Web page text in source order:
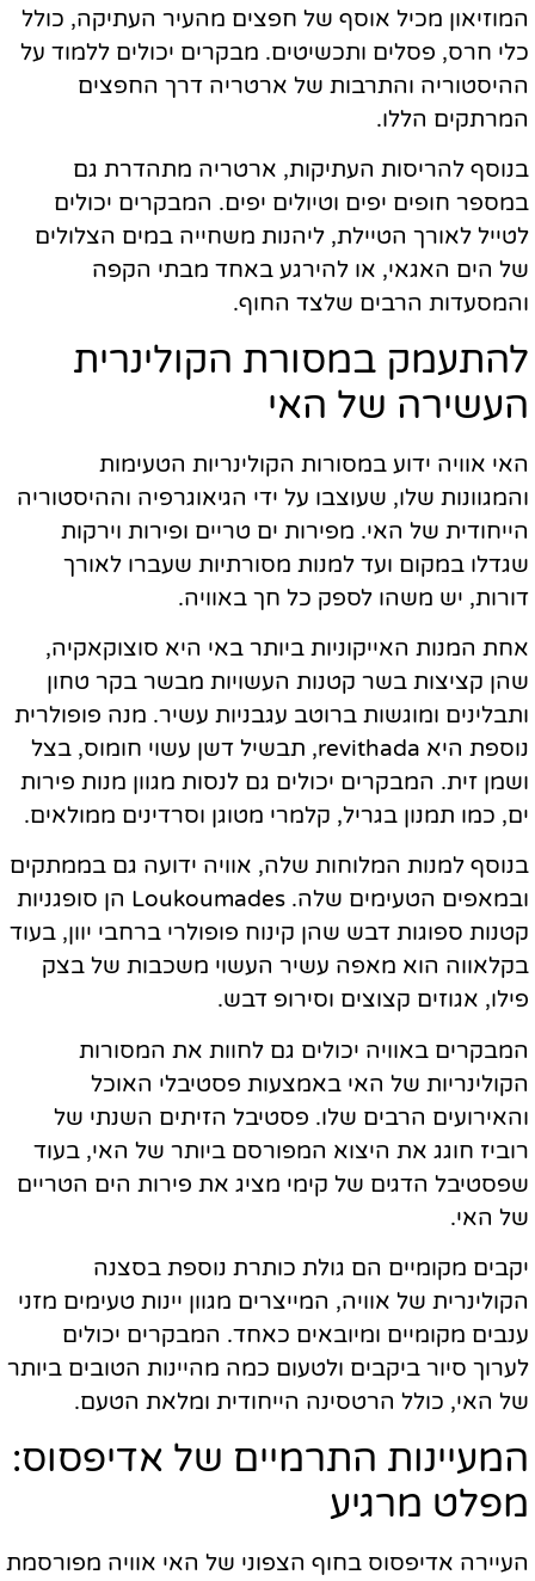
המוזיאון מכיל אוסף של חפצים מהעיר העתיקה, כולל
כלי חרס, פסלים ותכשיטים. מבקרים יכולים ללמוד על
ההיסטוריה והתרבות של ארטריה דרך החפצים
המרתקים הללו.
בנוסף להריסות העתיקות, ארטריה מתהדרת גם
במספר חופים יפים וטיולים יפים. המבקרים יכולים
לטייל לאורך הטיילת, ליהנות משחייה במים הצלולים
של הים האגאי, או להירגע באחד מבתי הקפה
והמסעדות הרבים שלצד החוף.
להתעמק במסורת הקולינרית
העשירה של האי
האי אוויה ידוע במסורות הקולינריות הטעימות
והמגוונות שלו, שעוצבו על ידי הגיאוגרפיה וההיסטוריה
הייחודית של האי. מפירות ים טריים ופירות וירקות
שגדלו במקום ועד למנות מסורתיות שעברו לאורך
דורות, יש משהו לספק כל חך באוויה.
אחת המנות האייקוניות ביותר באי היא סוצוקאקיה,
שהן קציצות בשר קטנות העשויות מבשר בקר טחון
ותבלינים ומוגשות ברוטב עגבניות עשיר. מנה פופולרית
נוספת היא revithada, תבשיל דשן עשוי חומוס, בצל
ושמן זית. המבקרים יכולים גם לנסות מגוון מנות פירות
ים, כמו תמנון בגריל, קלמרי מטוגן וסרדינים ממולאים.
בנוסף למנות המלוחות שלה, אוויה ידועה גם בממתקים
ובמאפים הטעימים שלה. Loukoumades הן סופגניות
קטנות ספוגות דבש שהן קינוח פופולרי ברחבי יוון, בעוד
בקלאווה הוא מאפה עשיר העשוי משכבות של בצק
פילו, אגוזים קצוצים וסירופ דבש.
המבקרים באוויה יכולים גם לחוות את המסורות
הקולינריות של האי באמצעות פסטיבלי האוכל
והאירועים הרבים שלו. פסטיבל הזיתים השנתי של
רוביז חוגג את היצוא המפורסם ביותר של האי, בעוד
שפסטיבל הדגים של קימי מציג את פירות הים הטריים
של האי.
יקבים מקומיים הם גולת כותרת נוספת בסצנה
הקולינרית של אוויה, המייצרים מגוון יינות טעימים מזני
ענבים מקומיים ומיובאים כאחד. המבקרים יכולים
לערוך סיור ביקבים ולטעום כמה מהיינות הטובים ביותר
של האי, כולל הרטסינה הייחודית ומלאת הטעם.
המעיינות התרמיים של אדיפסוס:
מפלט מרגיע
העיירה אדיפסוס בחוף הצפוני של האי אוויה מפורסמת